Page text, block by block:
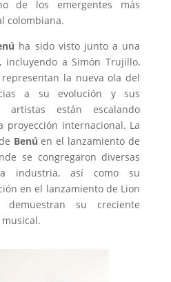
de los emergentes más
colombiana.
ha sido visto junto a una
incluyendo a Simón Trujillo,
la nueva ola del
a su evolución y sus
artistas están escalando
proyección internacional. La
Benú en el lanzamiento de
se congregaron diversas
industria, así como su
en el lanzamiento de Lion
su creciente